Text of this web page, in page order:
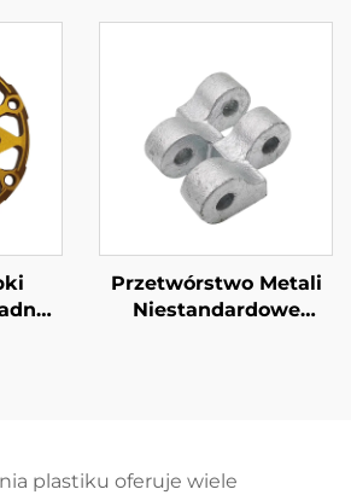
Przetwórstwo Metali
Niestandardowe
plastiku oferuje wiele